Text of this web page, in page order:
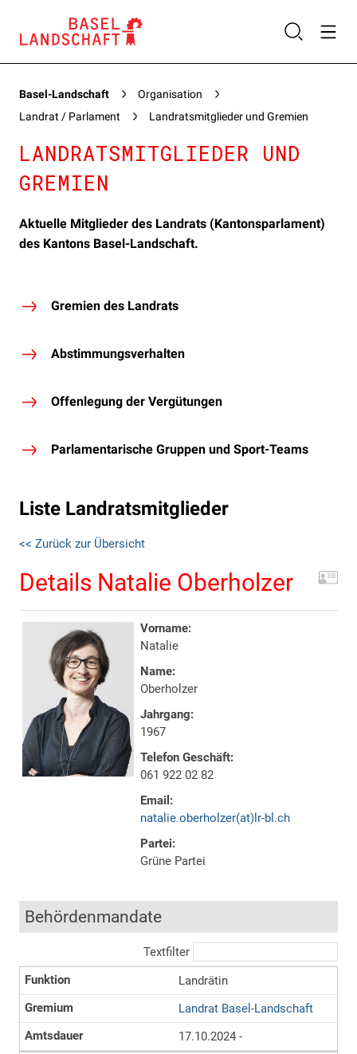
Basel-Landschaft
Organisation
Landrat / Parlament
Landratsmitglieder und Gremien
LANDRATSMITGLIEDER UND
GREMIEN
Aktuelle Mitglieder des Landrats (Kantonsparlament)
des Kantons Basel-Landschaft.
Gremien des Landrats
Abstimmungsverhalten
Offenlegung der Vergütungen
Parlamentarische Gruppen und Sport-Teams
Liste Landratsmitglieder